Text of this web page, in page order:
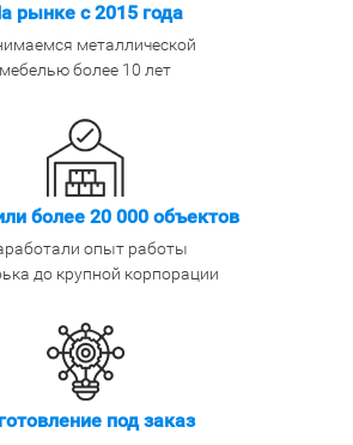
рынке с 2015 года
металлической
мебелью более 10 лет
более 20 000 объектов
опыт работы
до крупной корпорации
под заказ